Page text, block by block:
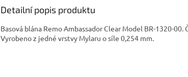
Detailní popis produktu
Basová blána Remo Ambassador Clear Model BR-1320-00.
Vyrobeno z jedné vrstvy Mylaru o síle 0,254 mm.